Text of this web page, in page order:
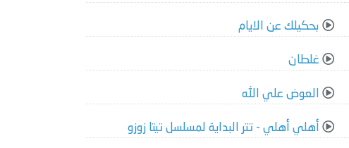
بحكيلك عن الايام
غلطان
العوض علي الله
أهلي أهلي - تتر البداية لمسلسل تيتا زوزو